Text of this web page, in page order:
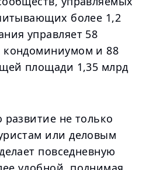
более 1,2
управляет 58
кондоминиумом и 88
площади 1,35 млрд
не только
или деловым
повседневную